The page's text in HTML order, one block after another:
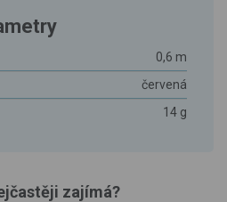
0,6 m
červená
14 g
zajímá?